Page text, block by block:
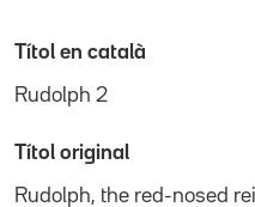
Títol en català
Rudolph 2
Títol original
Rudolph, the red-nosed